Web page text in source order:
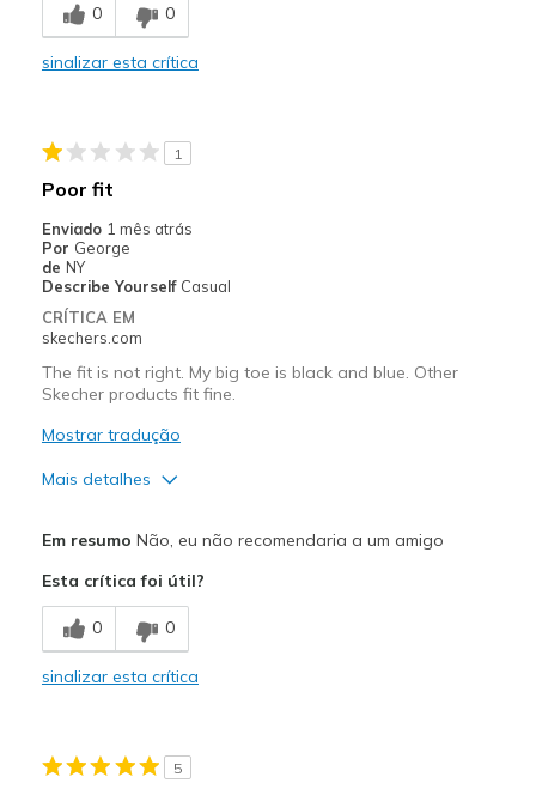
Stylish
Going Out
Width
Sizing
Feels half size too small
0 0
sinalizar esta crítica
1
Poor fit
Enviado 1 mês atrás
Por George
de NY
Describe Yourself Casual
CRÍTICA EM
skechers.com
The fit is not right. My big toe is black and blue. Other
Skecher products fit fine.
Mostrar tradução
Mais detalhes
Em resumo Não, eu não recomendaria a um amigo
Esta crítica foi útil?
0 0
sinalizar esta crítica
5